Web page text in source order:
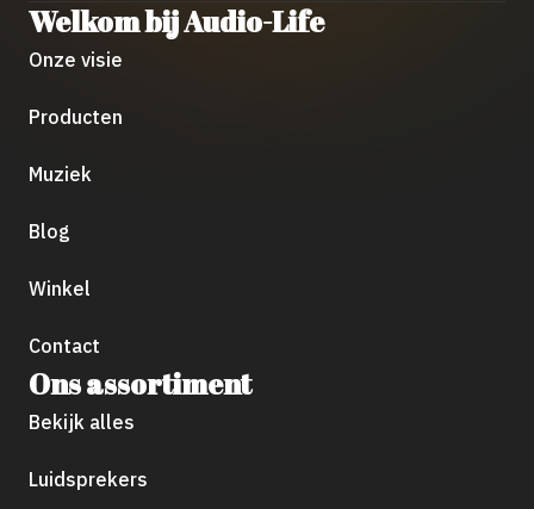
Welkom bij Audio-Life
Onze visie
Producten
Muziek
Blog
Winkel
Contact
Ons assortiment
Bekijk alles
Luidsprekers